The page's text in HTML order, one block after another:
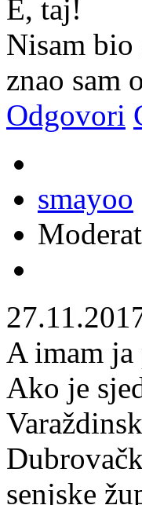
E, taj!
Nisam
znao sam
Odgovori
smayoo
A imam
Ako je
senjske